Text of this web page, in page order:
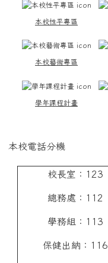
本校性平專區
本校藝術專區
學年課程計畫
本校電話分機
校長室：123
總務處：112
學務組：113
保健出納：116